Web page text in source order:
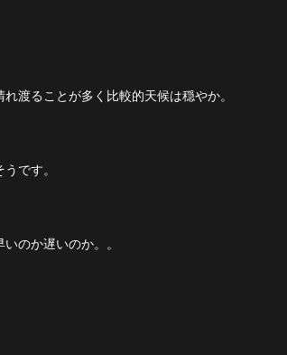
渡ることが多く比較的天候は穏やか。
です。
のか遅いのか。。